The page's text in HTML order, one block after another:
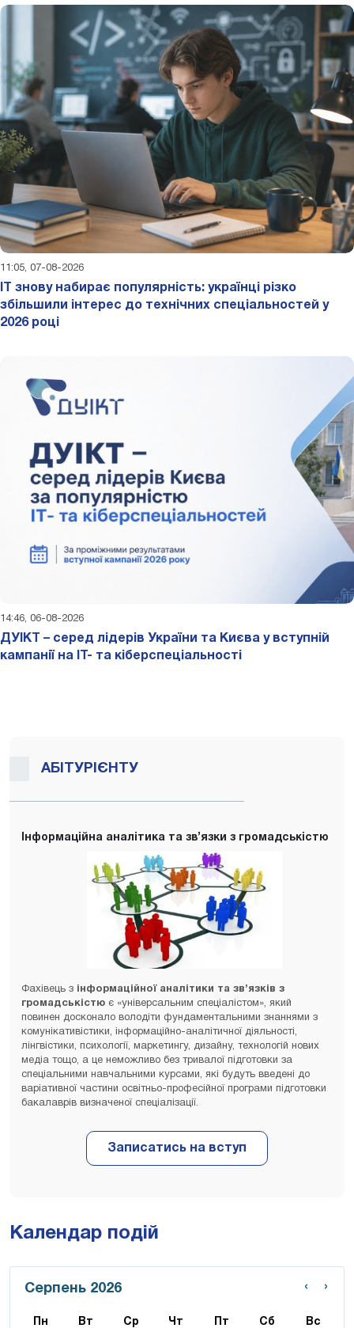
11:05, 07-08-2026
IT знову набирає популярність: українці різко
збільшили інтерес до технічних спеціальностей у
2026 році
14:46, 06-08-2026
ДУІКТ – серед лідерів України та Києва у вступній
кампанії на ІТ- та кіберспеціальності
АБІТУРІЄНТУ
Інформаційна аналітика та зв’язки з громадськістю
Фахівець з інформаційної аналітики та зв’язків з
громадськістю є «універсальним спеціалістом», який
повинен досконало володіти фундаментальними знаннями з
комунікативістики, інформаційно-аналітичної діяльності,
лінгвістики, психології, маркетингу, дизайну, технологій нових
медіа тощо, а це неможливо без тривалої підготовки за
спеціальними навчальними курсами, які будуть введені до
варіативної частини освітньо-професійної програми підготовки
бакалаврів визначеної спеціалізації.
Календар подій
›
‹
Серпень 2026
Пн Вт Ср Чт Пт Сб Вс